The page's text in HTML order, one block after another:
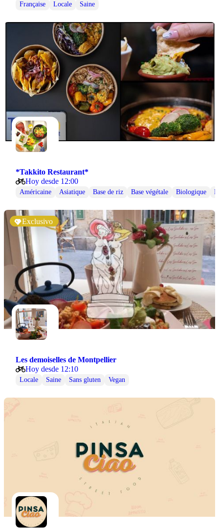
Française Locale Saine
*Takkito Restaurant*
Hoy desde 12:00
Américaine Asiatique Base de riz Base végétale Biologique
Exclusivo
Les demoiselles de Montpellier
Hoy desde 12:10
Locale Saine Sans gluten Vegan